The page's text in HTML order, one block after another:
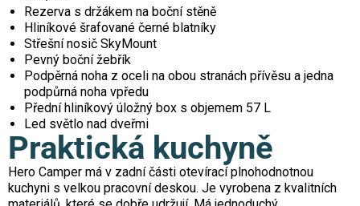
Rezerva s držákem na boční stěně
Hliníkové šrafované černé blatníky
Střešní nosič SkyMount
Pevný boční žebřík
Podpěrná noha z oceli na obou stranách přívěsu a jedna
podpůrná noha vpředu
Přední hliníkový úložný box s objemem 57 L
Led světlo nad dveřmi
Praktická kuchyně
Hero Camper má v zadní části otevírací plnohodnotnou
kuchyni s velkou pracovní deskou. Je vyrobena z kvalitních